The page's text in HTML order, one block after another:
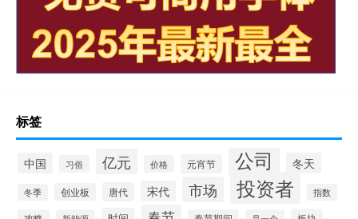
标签
中国 习俗 亿元 价格 元宵节 公司 冬天
冬季 创业板 唐代 宋代 市场 投资者 指数